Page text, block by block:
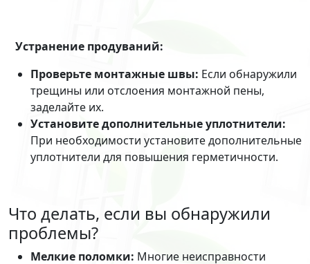
Устранение продуваний:
Проверьте монтажные швы: Если обнаружили
трещины или отслоения монтажной пены,
заделайте их.
Установите дополнительные уплотнители:
При необходимости установите дополнительные
уплотнители для повышения герметичности.
Что делать, если вы обнаружили
проблемы?
Мелкие поломки: Многие неисправности